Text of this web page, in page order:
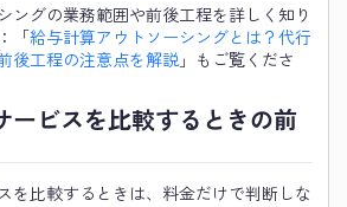
ングの業務範囲や前後工程を詳しく知り
「給与計算アウトソーシングとは？代行
後工程の注意点を解説 」もご覧くださ
ービスを比較するときの前
を比較するときは、料金だけで判断しな